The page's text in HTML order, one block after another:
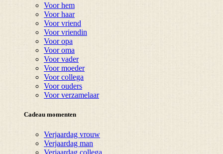
Voor hem
Voor haar
Voor vriend
Voor vriendin
Voor opa
Voor oma
Voor vader
Voor moeder
Voor collega
Voor ouders
Voor verzamelaar
Cadeau momenten
Verjaardag vrouw
Verjaardag man
Verjaardag collega